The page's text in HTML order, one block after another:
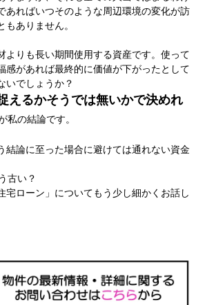
あればいつそのような周辺環境の変化が訪
ありません。
よりも長い期間使用する資産です。使って
感があれば最終的に価値が下がったとして
いでしょうか？
えるかそうでは無いかで決めれ
私の結論です。
結論に至った場合に避けては通れない資金
古い？
宅ローン」についてもう少し細かくお話し